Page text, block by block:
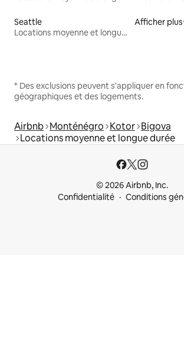
Seattle
Locations moyenne et longue durée
Afficher plus
* Des exclusions peuvent s'appliquer en
géographiques et des logements.
Airbnb Monténégro Kotor Bigova
Locations moyenne et longue durée
© 2026 Airbnb, Inc.
Confidentialité
Conditions